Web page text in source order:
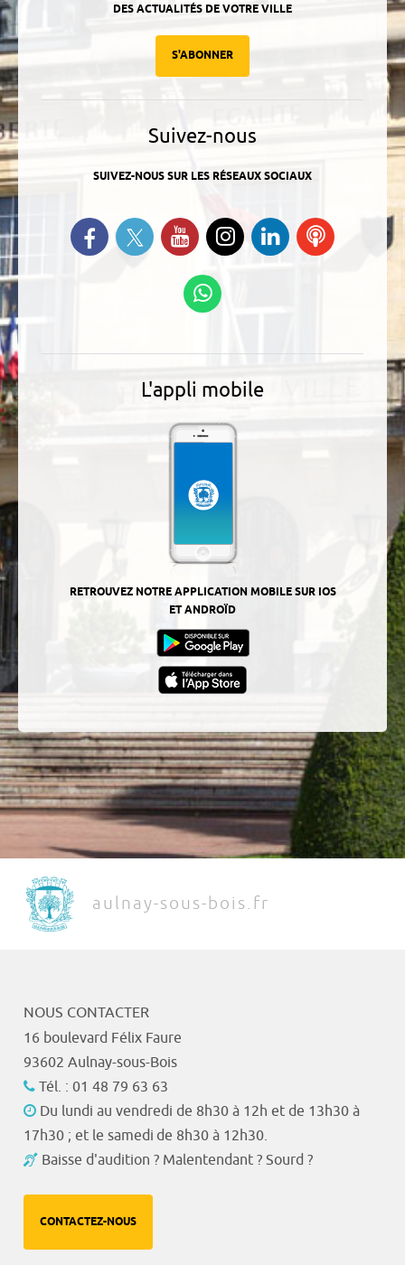
DES ACTUALITÉS DE VOTRE VILLE
S'ABONNER
Suivez-nous
SUIVEZ-NOUS SUR LES RÉSEAUX SOCIAUX
Retrouvez-nous sur Facebook
Suivez-nous sur Twitter
Suivez-nous sur YouTube
Suivez-nous sur
Instagram
Retrouvez-
nous sur
Ecoutez
L'appli mobile
RETROUVEZ NOTRE APPLICATION MOBILE SUR IOS
ET ANDROÏD
aulnay-sous-bois.fr
NOUS CONTACTER
16 boulevard Félix Faure
93602 Aulnay-sous-Bois
Tél. : 01 48 79 63 63
Du lundi au vendredi de 8h30 à 12h et de 13h30 à
17h30 ; et le samedi de 8h30 à 12h30.
Baisse d'audition ? Malentendant ? Sourd ?
CONTACTEZ-NOUS